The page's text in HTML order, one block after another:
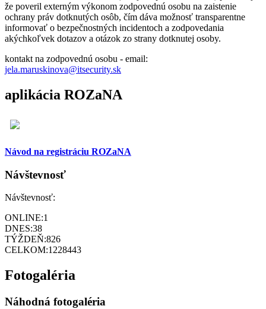
že poveril externým výkonom zodpovednú osobu na zaistenie
ochrany práv dotknutých osôb, čím dáva možnosť transparentne
informovať o bezpečnostných incidentoch a zodpovedania
akýchkoľvek dotazov a otázok zo strany dotknutej osoby.
kontakt na zodpovednú osobu - email:
jela.maruskinova@itsecurity.sk
aplikácia ROZaNA
Návod na registráciu ROZaNA
Návštevnosť
Návštevnosť:
ONLINE:1
DNES:38
TÝŽDEŇ:826
CELKOM:1228443
Fotogaléria
Náhodná fotogaléria